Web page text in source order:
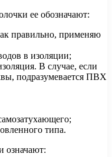
ее обозначают:
правильно, применяю
в изоляции;
В случае, если
подразумевается ПВХ
типа.
означают: